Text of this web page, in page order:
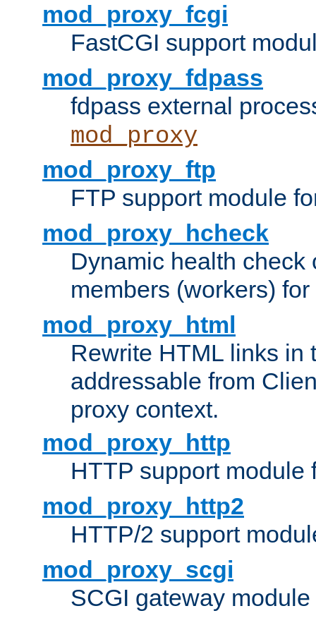
mod_proxy_fcgi
FastCGI support
mod_proxy_fdpass
fdpass external
mod_proxy
mod_proxy_ftp
FTP support module
mod_proxy_hcheck
Dynamic health check
members (workers) for
mod_proxy_html
Rewrite HTML links in
addressable from
proxy context.
mod_proxy_http
HTTP support module
mod_proxy_http2
HTTP/2 support
mod_proxy_scgi
SCGI gateway